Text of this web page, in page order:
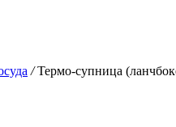
/Термо-супница